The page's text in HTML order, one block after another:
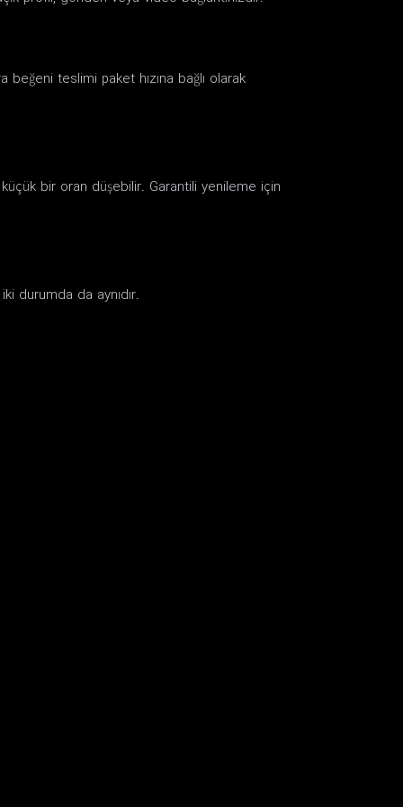
teslimi paket hızına bağlı olarak
bir oran düşebilir. Garantili yenileme için
durumda da aynıdır.